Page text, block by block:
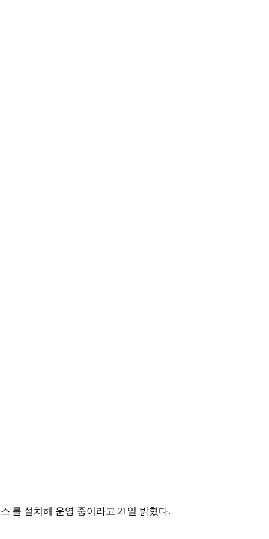
'를 설치해 운영 중이라고 21일 밝혔다.